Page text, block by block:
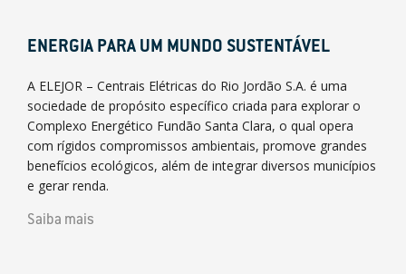
ENERGIA PARA UM MUNDO SUSTENTÁVEL
A ELEJOR – Centrais Elétricas do Rio Jordão S.A. é uma
sociedade de propósito específico criada para explorar o
Complexo Energético Fundão Santa Clara, o qual opera
com rígidos compromissos ambientais, promove grandes
benefícios ecológicos, além de integrar diversos municípios
e gerar renda.
Saiba mais